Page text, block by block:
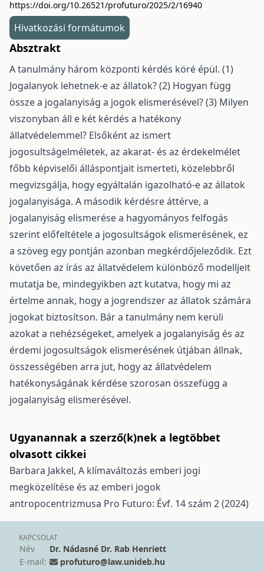
https://doi.org/10.26521/profuturo/2025/2/16940
Hivatkozási formátumok
Absztrakt
A tanulmány három központi kérdés köré épül. (1)
Jogalanyok lehetnek-e az állatok? (2) Hogyan függ
össze a jogalanyiság a jogok elismerésével? (3) Milyen
viszonyban áll e két kérdés a hatékony
állatvédelemmel? Elsőként az ismert
jogosultságelméletek, az akarat- és az érdekelmélet
főbb képviselői álláspontjait ismerteti, közelebbről
megvizsgálja, hogy egyáltalán igazolható-e az állatok
jogalanyisága. A második kérdésre áttérve, a
jogalanyiság elismerése a hagyományos felfogás
szerint előfeltétele a jogosultságok elismerésének, ez
a szöveg egy pontján azonban megkérdőjeleződik. Ezt
követően az írás az állatvédelem különböző modelljeit
mutatja be, mindegyikben azt kutatva, hogy mi az
értelme annak, hogy a jogrendszer az állatok számára
jogokat biztosítson. Bár a tanulmány nem kerüli
azokat a nehézségeket, amelyek a jogalanyiság és az
érdemi jogosultságok elismerésének útjában állnak,
összességében arra jut, hogy az állatvédelem
hatékonyságának kérdése szorosan összefügg a
jogalanyiság elismerésével.
Ugyanannak a szerző(k)nek a legtöbbet
olvasott cikkei
Barbara Jakkel, A klímaváltozás emberi jogi
megközelítése és az emberi jogok
antropocentrizmusa Pro Futuro: Évf. 14 szám 2 (2024)
KAPCSOLAT
Név
Dr. Nádasné Dr. Rab Henriett
E-mail:
profuturo@law.unideb.hu